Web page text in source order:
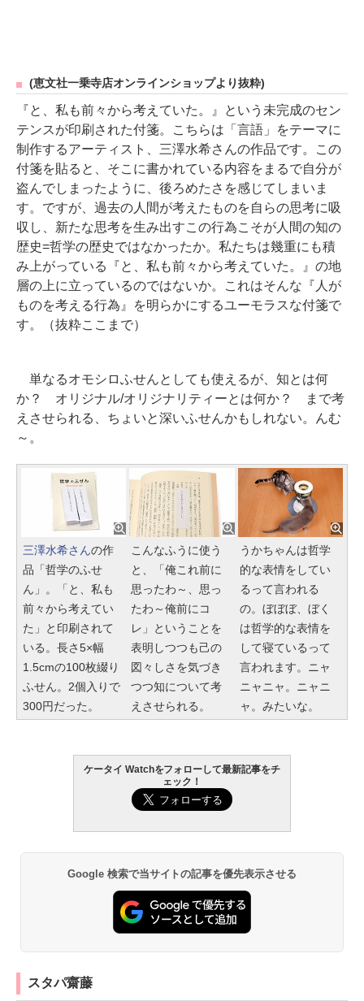
(恵文社一乗寺店オンラインショップより抜粋)
『と、私も前々から考えていた。』という未完成のセン
テンスが印刷された付箋。こちらは「言語」をテーマに
制作するアーティスト、三澤水希さんの作品です。この
付箋を貼ると、そこに書かれている内容をまるで自分が
盗んでしまったように、後ろめたさを感じてしまいま
す。ですが、過去の人間が考えたものを自らの思考に吸
収し、新たな思考を生み出すこの行為こそが人間の知の
歴史=哲学の歴史ではなかったか。私たちは幾重にも積
み上がっている『と、私も前々から考えていた。』の地
層の上に立っているのではないか。これはそんな『人が
ものを考える行為』を明らかにするユーモラスな付箋で
す。（抜粋ここまで）
単なるオモシロふせんとしても使えるが、知とは何
か？ オリジナル/オリジナリティーとは何か？ まで考
えさせられる、ちょいと深いふせんかもしれない。んむ
～。
三澤水希さんの作
品「哲学のふせ
ん」。「と、私も
前々から考えてい
た」と印刷されて
いる。長さ5×幅
1.5cmの100枚綴り
ふせん。2個入りで
300円だった。
こんなふうに使う
と、「俺これ前に
思ったわ～、思っ
たわ～俺前にコ
レ」ということを
表明しつつも己の
図々しさを気づき
つつ知について考
えさせられる。
うかちゃんは哲学
的な表情をしてい
るって言われる
の。ぼぼぼ、ぼく
は哲学的な表情を
して寝ているって
言われます。ニャ
ニャニャ。ニャニ
ャ。みたいな。
ケータイ Watchをフォローして最新記事をチ
ェック！
Google 検索で当サイトの記事を優先表示させる
スタパ齋藤